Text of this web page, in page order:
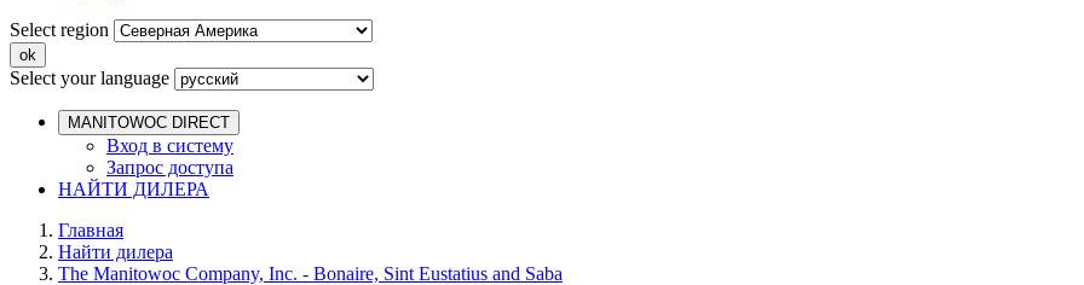
Select region
Select your language
MANITOWOC DIRECT
Вход в систему
Запрос доступа
НАЙТИ ДИЛЕРА
Главная
Найти дилера
The Manitowoc Company, Inc. - Bonaire, Sint Eustatius and Saba